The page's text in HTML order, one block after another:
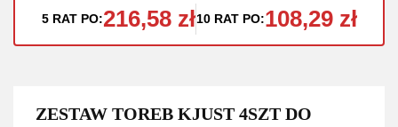
5 RAT PO:216,58 zł10 RAT PO:108,29 zł
ZESTAW TOREB KJUST 4SZT DO